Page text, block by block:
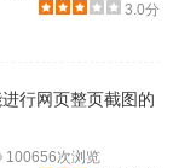
3.0分
行网页整页截图的
100656次浏览